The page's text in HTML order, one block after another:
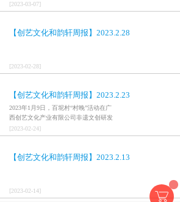
[2023-03-07]
【创艺文化和韵轩周报】2023.2.28
[2023-02-28]
【创艺文化和韵轩周报】2023.2.23
2023年1月9日，百坭村“村晚”活动在广
西创艺文化产业有限公司非遗文创研发
基地、百色市乐业县百坭壮族织布技艺
传承创意基地正式开启，活动紧扣“启航
村特色设计舞美，突出乡村文艺新体
[2023-02-24]
【创艺文化和韵轩周报】2023.2.13
[2023-02-14]